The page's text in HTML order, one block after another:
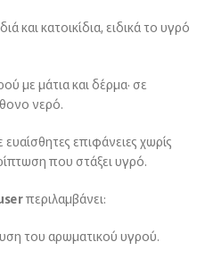
και κατοικίδια, ειδικά το υγρό
με μάτια και δέρμα· σε
νερό.
επιφάνειες χωρίς
που στάξει υγρό.
περιλαμβάνει:
του αρωματικού υγρού.